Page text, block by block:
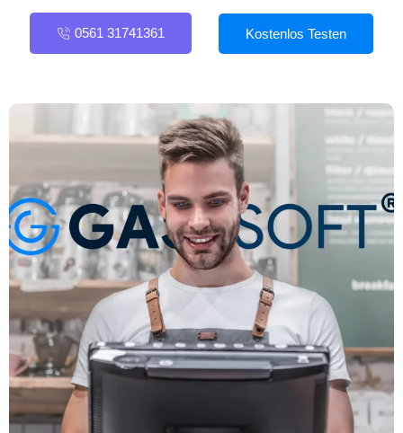
0561 31741361 Kostenlos Testen